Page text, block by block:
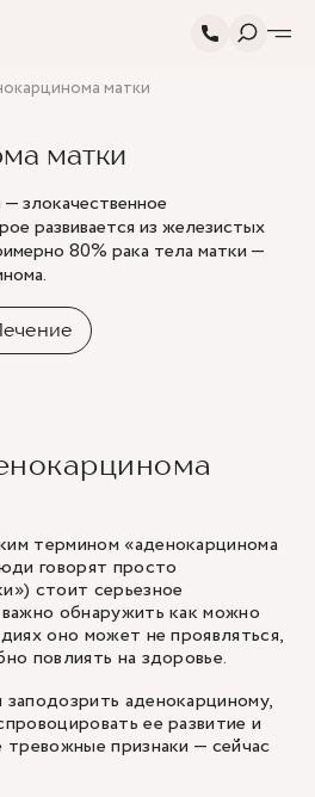
матки
матки
злокачественное
развивается из железистых
80% рака тела матки —
термином «аденокарцинома
говорят просто
стоит серьезное
обнаружить как можно
оно может не проявляться,
повлиять на здоровье.
аденокарциному,
ее развитие и
тревожные признаки — сейчас